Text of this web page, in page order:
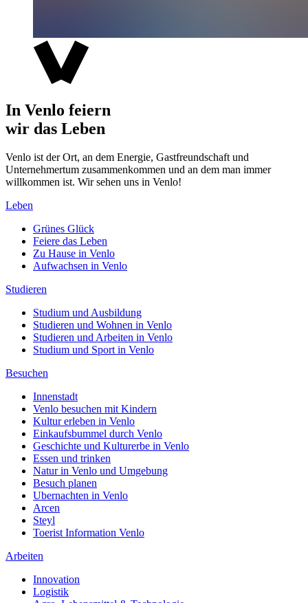
In Venlo feiern
wir das Leben
Venlo ist der Ort, an dem Energie, Gastfreundschaft und
Unternehmertum zusammenkommen und an dem man immer
willkommen ist. Wir sehen uns in Venlo!
Leben
Grünes Glück
Feiere das Leben
Zu Hause in Venlo
Aufwachsen in Venlo
Studieren
Studium und Ausbildung
Studieren und Wohnen in Venlo
Studieren und Arbeiten in Venlo
Studium und Sport in Venlo
Besuchen
Innenstadt
Venlo besuchen mit Kindern
Kultur erleben in Venlo
Einkaufsbummel durch Venlo
Geschichte und Kulturerbe in Venlo
Essen und trinken
Natur in Venlo und Umgebung
Besuch planen
Ubernachten in Venlo
Arcen
Steyl
Toerist Information Venlo
Arbeiten
Innovation
Logistik